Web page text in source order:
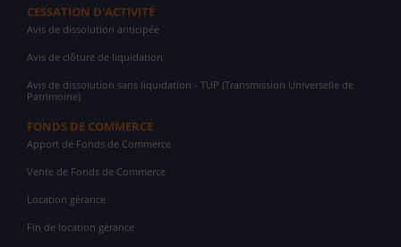
CESSATION D'ACTIVITÉ
Avis de dissolution anticipée
Avis de clôture de liquidation
Avis de dissolution sans liquidation - TUP (Transmission Universelle de
Patrimoine)
FONDS DE COMMERCE
Apport de Fonds de Commerce
Vente de Fonds de Commerce
Location gérance
Fin de location gérance